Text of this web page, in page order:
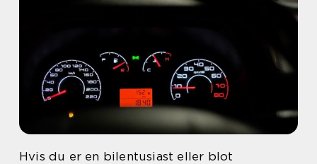
Hvis du er en bilentusiast eller blot